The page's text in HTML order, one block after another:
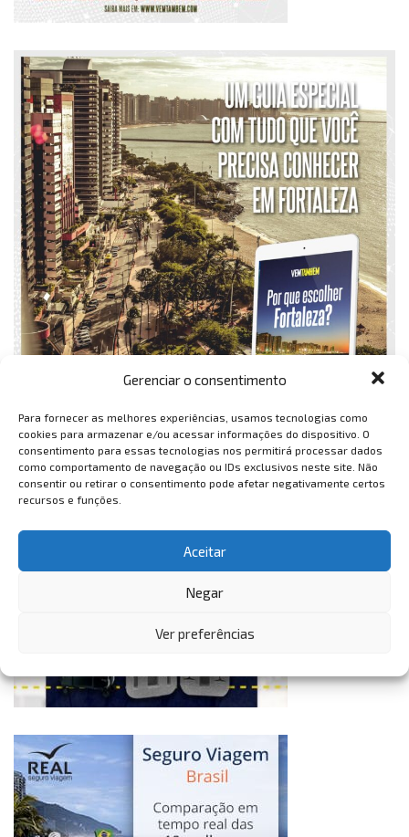
Gerenciar o consentimento
Para fornecer as melhores experiências, usamos tecnologias como
cookies para armazenar e/ou acessar informações do dispositivo. O
consentimento para essas tecnologias nos permitirá processar dados
como comportamento de navegação ou IDs exclusivos neste site. Não
consentir ou retirar o consentimento pode afetar negativamente certos
recursos e funções.
Aceitar
Negar
Ver preferências